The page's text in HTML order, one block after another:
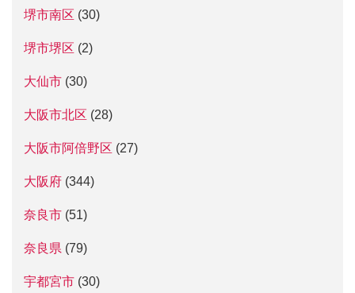
堺市南区 (30)
堺市堺区 (2)
大仙市 (30)
大阪市北区 (28)
大阪市阿倍野区 (27)
大阪府 (344)
奈良市 (51)
奈良県 (79)
宇都宮市 (30)